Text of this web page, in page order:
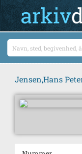
Jensen,Hans